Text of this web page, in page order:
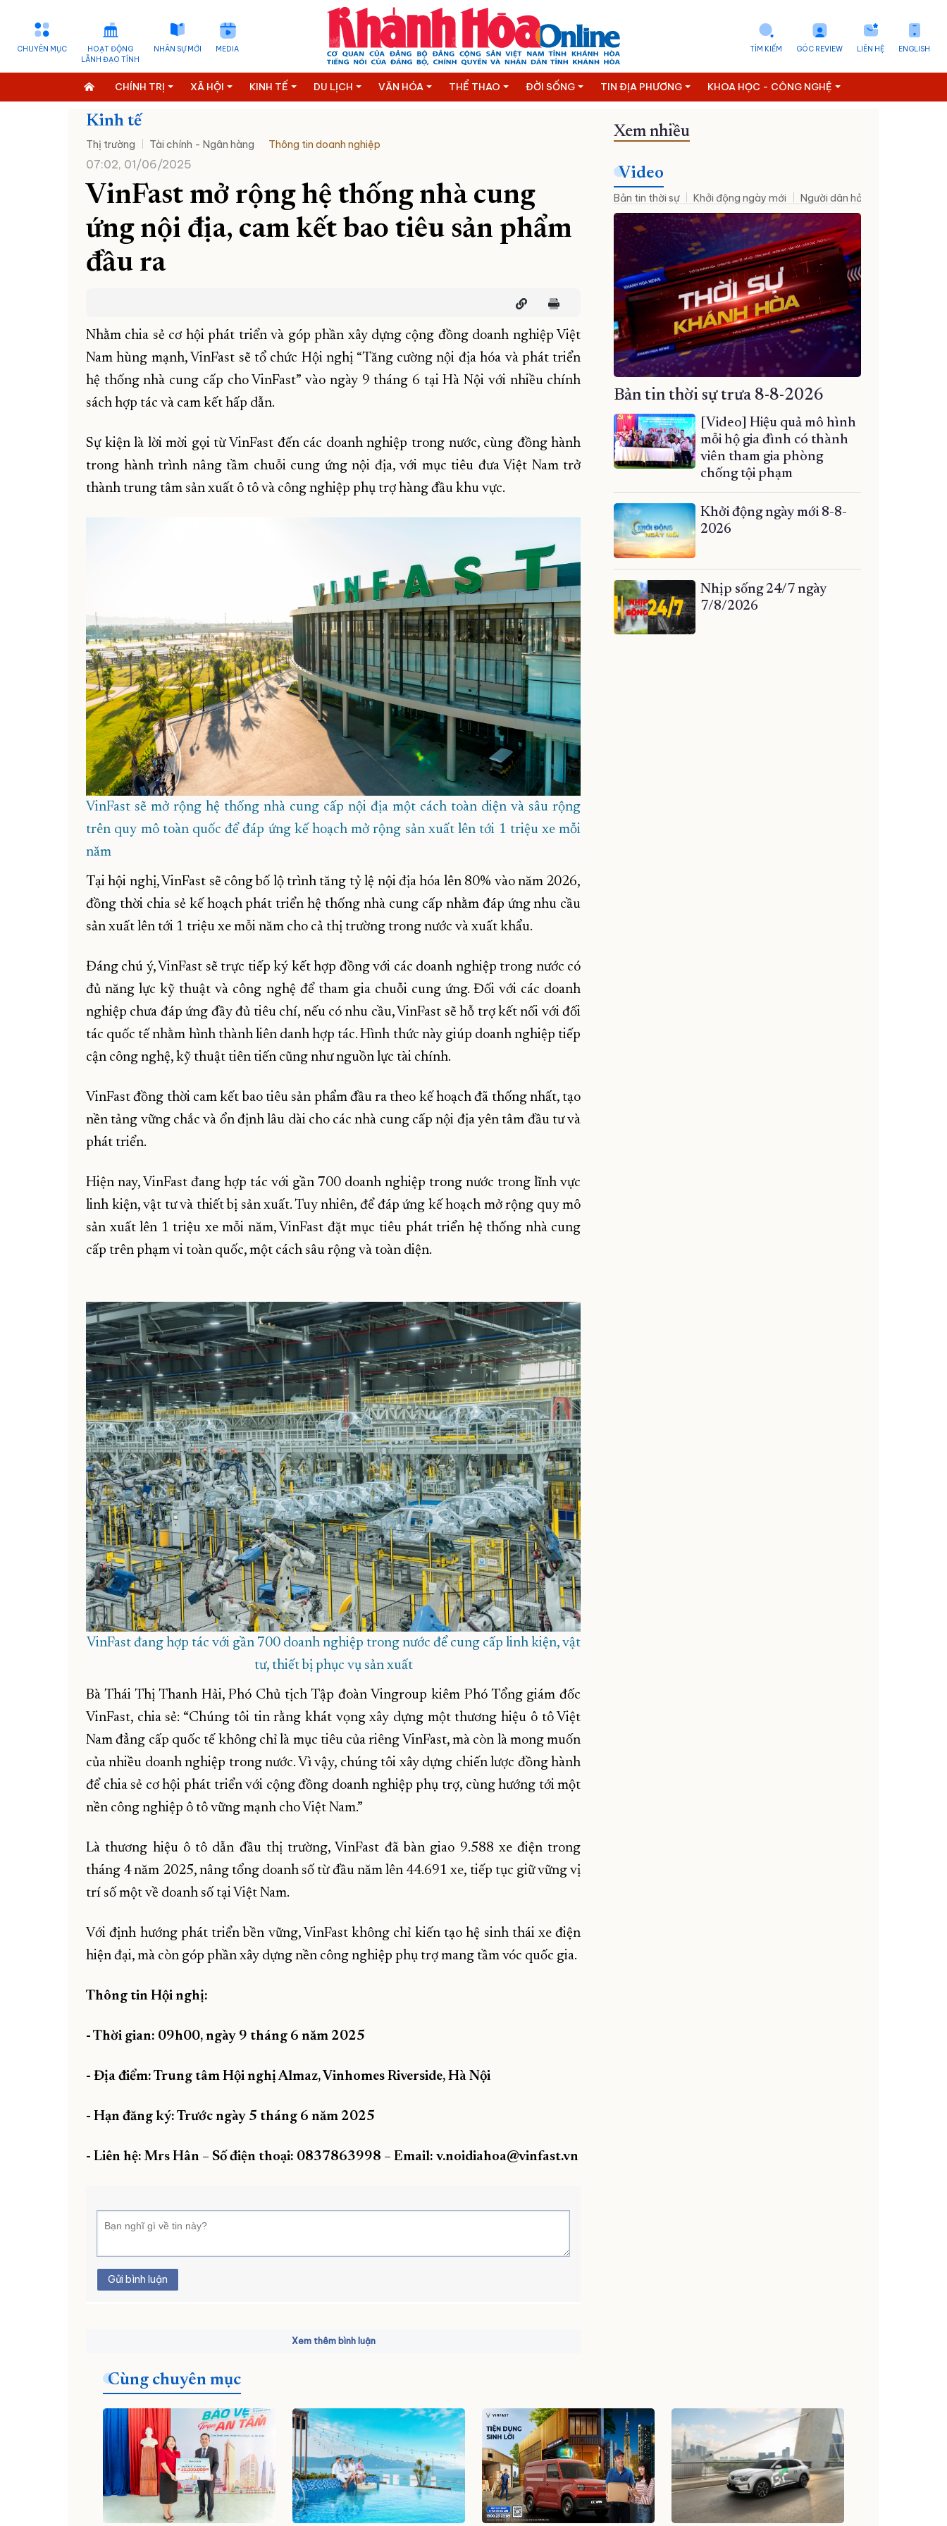
CHUYÊN MỤC
HOẠT ĐỘNG
LÃNH ĐẠO TỈNH
NHÂN SỰ MỚI MEDIA ENGLISH
LIÊN HỆ
GÓC REVIEW
TÌM KIẾM
CHÍNH TRỊ XÃ HỘI KINH TẾ DU LỊCH VĂN HÓA THỂ THAO ĐỜI SỐNG TIN ĐỊA PHƯƠNG KHOA HỌC - CÔNG NGHỆ
Kinh tế
Thị trường Tài chính - Ngân hàng Thông tin doanh nghiệp
07:02, 01/06/2025
VinFast mở rộng hệ thống nhà cung
ứng nội địa, cam kết bao tiêu sản phẩm
đầu ra
Nhằm chia sẻ cơ hội phát triển và góp phần xây dựng cộng đồng doanh nghiệp Việt
Nam hùng mạnh, VinFast sẽ tổ chức Hội nghị “Tăng cường nội địa hóa và phát triển
hệ thống nhà cung cấp cho VinFast” vào ngày 9 tháng 6 tại Hà Nội với nhiều chính
sách hợp tác và cam kết hấp dẫn.
Sự kiện là lời mời gọi từ VinFast đến các doanh nghiệp trong nước, cùng đồng hành
trong hành trình nâng tầm chuỗi cung ứng nội địa, với mục tiêu đưa Việt Nam trở
thành trung tâm sản xuất ô tô và công nghiệp phụ trợ hàng đầu khu vực.
VinFast sẽ mở rộng hệ thống nhà cung cấp nội địa một cách toàn diện và sâu rộng
trên quy mô toàn quốc để đáp ứng kế hoạch mở rộng sản xuất lên tới 1 triệu xe mỗi
năm
Tại hội nghị, VinFast sẽ công bố lộ trình tăng tỷ lệ nội địa hóa lên 80% vào năm 2026,
đồng thời chia sẻ kế hoạch phát triển hệ thống nhà cung cấp nhằm đáp ứng nhu cầu
sản xuất lên tới 1 triệu xe mỗi năm cho cả thị trường trong nước và xuất khẩu.
Đáng chú ý, VinFast sẽ trực tiếp ký kết hợp đồng với các doanh nghiệp trong nước có
đủ năng lực kỹ thuật và công nghệ để tham gia chuỗi cung ứng. Đối với các doanh
nghiệp chưa đáp ứng đầy đủ tiêu chí, nếu có nhu cầu, VinFast sẽ hỗ trợ kết nối với đối
tác quốc tế nhằm hình thành liên danh hợp tác. Hình thức này giúp doanh nghiệp tiếp
cận công nghệ, kỹ thuật tiên tiến cũng như nguồn lực tài chính.
VinFast đồng thời cam kết bao tiêu sản phẩm đầu ra theo kế hoạch đã thống nhất, tạo
nền tảng vững chắc và ổn định lâu dài cho các nhà cung cấp nội địa yên tâm đầu tư và
phát triển.
Hiện nay, VinFast đang hợp tác với gần 700 doanh nghiệp trong nước trong lĩnh vực
linh kiện, vật tư và thiết bị sản xuất. Tuy nhiên, để đáp ứng kế hoạch mở rộng quy mô
sản xuất lên 1 triệu xe mỗi năm, VinFast đặt mục tiêu phát triển hệ thống nhà cung
cấp trên phạm vi toàn quốc, một cách sâu rộng và toàn diện.
VinFast đang hợp tác với gần 700 doanh nghiệp trong nước để cung cấp linh kiện, vật
tư, thiết bị phục vụ sản xuất
Bà Thái Thị Thanh Hải, Phó Chủ tịch Tập đoàn Vingroup kiêm Phó Tổng giám đốc
VinFast, chia sẻ: “Chúng tôi tin rằng khát vọng xây dựng một thương hiệu ô tô Việt
Nam đẳng cấp quốc tế không chỉ là mục tiêu của riêng VinFast, mà còn là mong muốn
của nhiều doanh nghiệp trong nước. Vì vậy, chúng tôi xây dựng chiến lược đồng hành
để chia sẻ cơ hội phát triển với cộng đồng doanh nghiệp phụ trợ, cùng hướng tới một
nền công nghiệp ô tô vững mạnh cho Việt Nam.”
Là thương hiệu ô tô dẫn đầu thị trường, VinFast đã bàn giao 9.588 xe điện trong
tháng 4 năm 2025, nâng tổng doanh số từ đầu năm lên 44.691 xe, tiếp tục giữ vững vị
trí số một về doanh số tại Việt Nam.
Với định hướng phát triển bền vững, VinFast không chỉ kiến tạo hệ sinh thái xe điện
hiện đại, mà còn góp phần xây dựng nền công nghiệp phụ trợ mang tầm vóc quốc gia.
Thông tin Hội nghị:
- Thời gian: 09h00, ngày 9 tháng 6 năm 2025
- Địa điểm: Trung tâm Hội nghị Almaz, Vinhomes Riverside, Hà Nội
- Hạn đăng ký: Trước ngày 5 tháng 6 năm 2025
- Liên hệ: Mrs Hân – Số điện thoại: 0837863998 – Email: v.noidiahoa@vinfast.vn
Gửi bình luận
Xem thêm bình luận
Xem nhiều
Video
Bản tin thời sự Khởi động ngày mới Người dân hỏi – Cơ quan nhà
Bản tin thời sự trưa 8-8-2026
[Video] Hiệu quả mô hình
mỗi hộ gia đình có thành
viên tham gia phòng
chống tội phạm
Khởi động ngày mới 8-8-
2026
Nhịp sống 24/7 ngày
7/8/2026
Cùng chuyên mục